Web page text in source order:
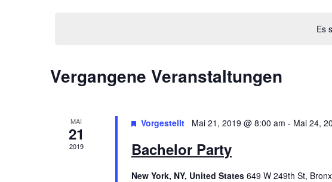
Es
Vergangene Veranstaltungen
MAI
21
2019
Vorgestellt Mai 21, 2019 @ 8:00 am - Mai 24,
Bachelor Party
New York, NY, United States 649 W 249th St,